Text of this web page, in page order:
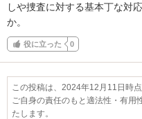
しや捜査に対する基本丁な対
か。
役に立った 0
この投稿は、2024年12月11日時点
ご自身の責任のもと適法性・有用
たします。